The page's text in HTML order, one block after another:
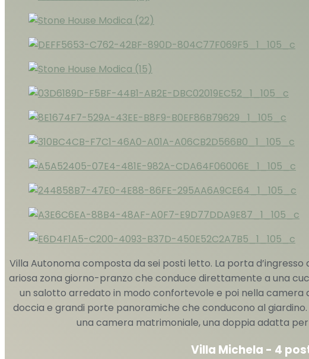
Villa Autonoma composta da sei posti letto. La porta
ariosa zona giorno-pranzo che conduce direttamente a una
un salotto arredato in modo confortevole e poi nella
doccia e grandi porte panoramiche che conducono al
una camera matrimoniale, una doppia adatta
Villa Michela - 4